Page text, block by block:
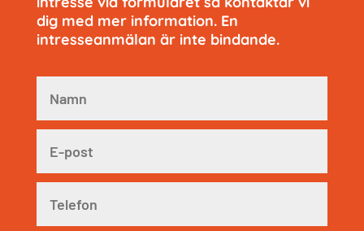
dig med mer information. En
intresseanmälan är inte bindande.